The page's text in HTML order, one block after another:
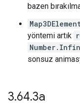
bazen
yöntemi artık
sonsuz
3.64.3a